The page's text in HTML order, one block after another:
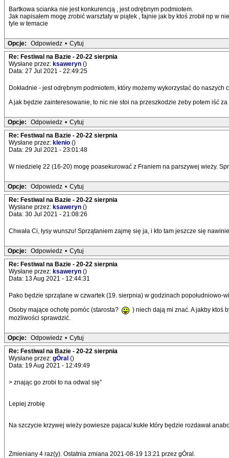
Bartkowa scianka nie jest konkurencją , jest odrębnym podmiotem.
Jak napisałem mogę zrobić warsztaty w piątek , fajnie jak by ktoś zrobił np w
tyle w temacie
Opcje: Odpowiedz • Cytuj
Re: Festiwal na Bazie - 20-22 sierpnia
Wysłane przez: ksaweryn ()
Data: 27 Jul 2021 - 22:49:25
Dokładnie - jest odrębnym podmiotem, który możemy wykorzystać do
A jak będzie zainteresowanie, to nic nie stoi na przeszkodzie żeby potem iść
Opcje: Odpowiedz • Cytuj
Re: Festiwal na Bazie - 20-22 sierpnia
Wysłane przez: klenio ()
Data: 29 Jul 2021 - 23:01:48
W niedzielę 22 (16-20) mogę poasekurować z Franiem na parszywej wieży.
Opcje: Odpowiedz • Cytuj
Re: Festiwal na Bazie - 20-22 sierpnia
Wysłane przez: ksaweryn ()
Data: 30 Jul 2021 - 21:08:26
Chwała Ci, łysy wunszu! Sprzątaniem zajmę się ja, i kto tam jeszcze się
Opcje: Odpowiedz • Cytuj
Re: Festiwal na Bazie - 20-22 sierpnia
Wysłane przez: ksaweryn ()
Data: 13 Aug 2021 - 12:44:31
Pako będzie sprzątane w czwartek (19. sierpnia) w godzinach popołudniowo-
Osoby mające ochotę pomóc (starosta?
) niech dają mi znać. A jakby ktoś
możliwości sprawdzić.
Opcje: Odpowiedz • Cytuj
Re: Festiwal na Bazie - 20-22 sierpnia
Wysłane przez: gÓral ()
Data: 19 Aug 2021 - 12:49:49
> znając go zrobi to na odwal się”
Lepiej zrobię
Na szczycie krzywej wieży powiesze pajaca/ kukłe który będzie rozdawał
Zmieniany 4 raz(y). Ostatnia zmiana 2021-08-19 13:21 przez gÓral.